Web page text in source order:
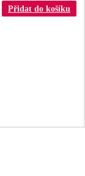
Přidat do košíku